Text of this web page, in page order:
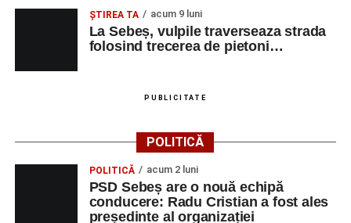
Robert Indrei – bandoneon
Milena Vădan – vioară
Emanuel Elcean – contrabas
Adrian Lup – violoncel
Vlad Dordea.
Piața Primăriei
Orele 17.00–20.00– Punct oficial de înscrieri și informații
ŞTIREA TA acum 9 luni
La Sebeș, vulpile traverseaza strada
folosind trecerea de pietoni…
PUBLICITATE
POLITICĂ
POLITICĂ acum 2 luni
PSD Sebeș are o nouă echipă
conducere: Radu Cristian a fost ales
președinte al organizației